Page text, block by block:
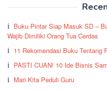
Buku Pintar Siap Masuk SD –
Wajib Dimiliki Orang Tua Cerdas
11 Rekomendasi Buku Tentang
PASTI CUAN! 10 Ide Bisnis
Mari Kita Peduli Guru